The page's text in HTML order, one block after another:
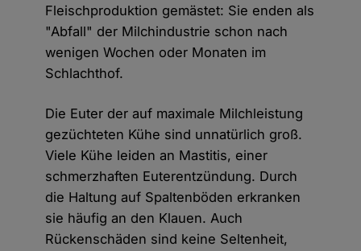
Fleischproduktion gemästet: Sie enden als
"Abfall" der Milchindustrie schon nach
wenigen Wochen oder Monaten im
Schlachthof.
Die Euter der auf maximale Milchleistung
gezüchteten Kühe sind unnatürlich groß.
Viele Kühe leiden an Mastitis, einer
schmerzhaften Euterentzündung. Durch
die Haltung auf Spaltenböden erkranken
sie häufig an den Klauen. Auch
Rückenschäden sind keine Seltenheit,